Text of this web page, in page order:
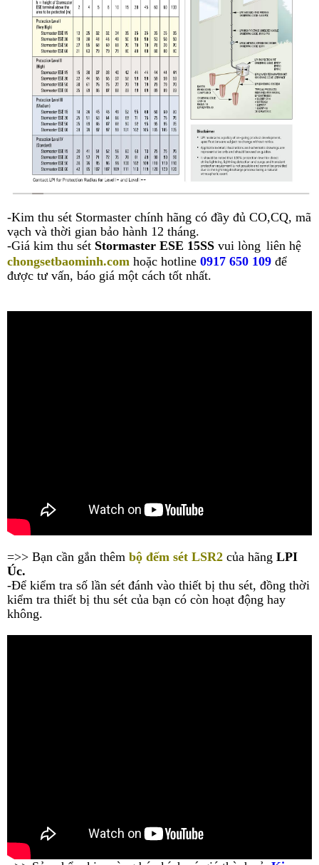
-Kim thu sét Stormaster chính hãng có đầy đủ CO,CQ, mã
vạch và thời gian bảo hành 12 tháng.
-Giá kim thu sét Stormaster ESE 15SS vui lòng liên hệ
chongsetbaominh.com hoặc hotline 0917 650 109 để
được tư vấn, báo giá một cách tốt nhất.
=>> Bạn cần gắn thêm bộ đếm sét LSR2 của hãng LPI
Úc.
-Để kiểm tra số lần sét đánh vào thiết bị thu sét, đồng thời
kiểm tra thiết bị thu sét của bạn có còn hoạt động hay
không.